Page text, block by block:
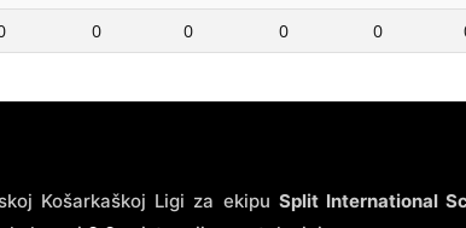
0 0 0 0
Košarkaškoj Ligi za ekipu Split International